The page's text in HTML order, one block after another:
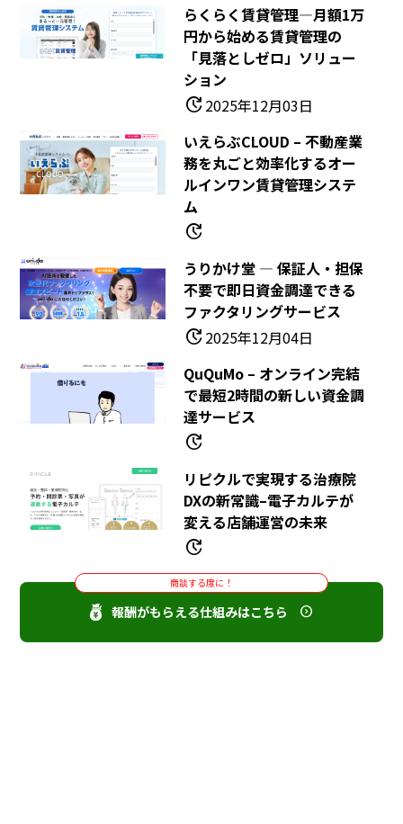
らくらく賃貸管理―月額1万
円から始める賃貸管理の
「見落としゼロ」ソリュー
ション
update2025年12月03日
いえらぶCLOUD – 不動産業
務を丸ごと効率化するオー
ルインワン賃貸管理システ
ム
update
うりかけ堂 — 保証人・担保
不要で即日資金調達できる
ファクタリングサービス
update2025年12月04日
QuQuMo – オンライン完結
で最短2時間の新しい資金調
達サービス
update
リピクルで実現する治療院
DXの新常識–電子カルテが
変える店舗運営の未来
update
商談する度に！
報酬がもらえる仕組みはこちら